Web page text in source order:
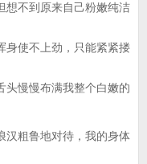
不到原来自己粉嫩纯洁
身使不上劲，只能紧紧搂
头慢慢布满我整个白嫩的
粗鲁地对待，我的身体